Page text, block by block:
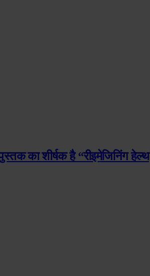
का शीर्षक है “रीइमेजिनिंग हेल्थ